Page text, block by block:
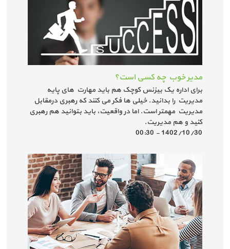
مدیر خوب چه کسی است؟
برای اداره یک بیزنس کوچک هم باید مهارت های پایه
مدیریت را بدانید. خیلی ها فکر می کنند که رهبری درمقابل
مدیریت مهمتر است. اما در واقعیت، باید بتوانید هم رهبری
کنید و هم مدیریت.
1402/10/30 - 00:30